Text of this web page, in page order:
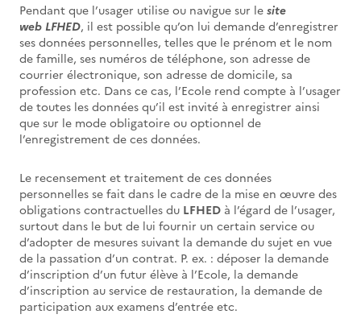
Pendant que l’usager utilise ou navigue sur le site
web LFHED, il est possible qu’on lui demande d’enregistrer
ses données personnelles, telles que le prénom et le nom
de famille, ses numéros de téléphone, son adresse de
courrier électronique, son adresse de domicile, sa
profession etc. Dans ce cas, l’Ecole rend compte à l’usager
de toutes les données qu’il est invité à enregistrer ainsi
que sur le mode obligatoire ou optionnel de
l’enregistrement de ces données.
Le recensement et traitement de ces données
personnelles se fait dans le cadre de la mise en œuvre des
obligations contractuelles du LFHED à l’égard de l’usager,
surtout dans le but de lui fournir un certain service ou
d’adopter de mesures suivant la demande du sujet en vue
de la passation d’un contrat. P. ex. : déposer la demande
d’inscription d’un futur élève à l’Ecole, la demande
d’inscription au service de restauration, la demande de
participation aux examens d’entrée etc.